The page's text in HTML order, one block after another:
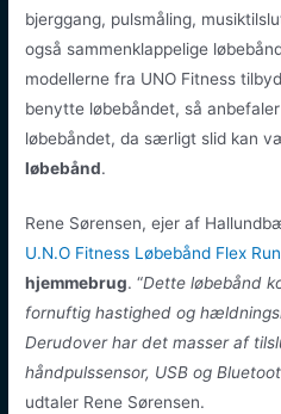
bjerggang, pulsmåling,
også sammenklappelige
modellerne fra UNO Fitness
benytte løbebåndet, så
løbebåndet, da særligt slid kan
løbebånd.
Rene Sørensen, ejer af
U.N.O Fitness Løbebånd Flex
hjemmebrug. “Dette løbebånd
fornuftig hastighed og
Derudover har det masser af
håndpulssensor, USB og
udtaler Rene Sørensen.